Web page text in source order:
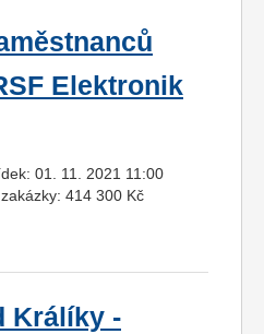
Elektronik
01. 11. 2021 11:00
414 300 Kč
Králíky -